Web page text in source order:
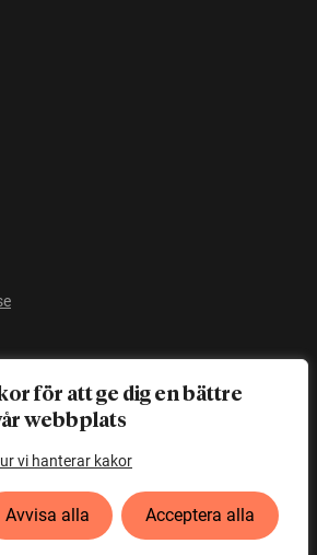
för att ge dig en bättre
webbplats
vi hanterar kakor
Avvisa alla Acceptera alla